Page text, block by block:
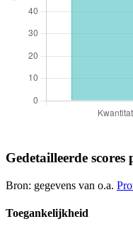
Gedetailleerde scores
Bron: gegevens van o.a.
Toegankelijkheid